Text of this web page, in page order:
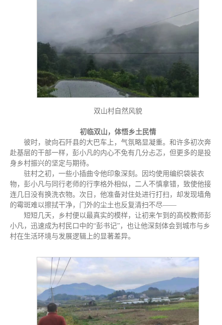
双山村自然风貌
初临双山，体悟乡土民情
彼时，驶向石阡县的大巴车上，气氛略显凝重。和许多初次奔
赴基层的干部一样，彭小凡的内心不免有几分忐忑，但更多的是投
身乡村振兴的坚定与期待。
驻村之初，一些小插曲令他印象深刻。因均使用编织袋装衣
物，彭小凡与同行老师的行李格外相似，二人不慎拿错，致使他接
连几日没有换洗衣物。次日，他准备对住处进行打扫，却发现墙角
的霉斑难以擦拭干净，门外的尘土也反复清扫不尽——
短短几天，乡村便以最真实的模样，让初来乍到的高校教师彭
小凡，迅速成为村民口中的“彭书记”，也让他深刻体会到城市与乡
村在生活环境与发展逻辑上的显著差异。